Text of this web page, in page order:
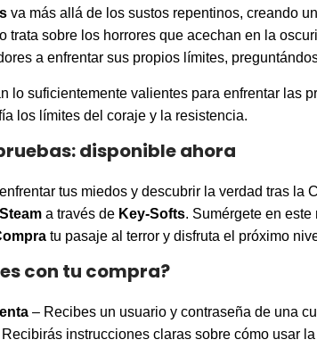
va más allá de los sustos repentinos, creando
trata sobre los horrores que acechan en la
a enfrentar sus propios límites,
lo suficientemente valientes para enfrentar las
los límites del coraje y la resistencia.
disponible ahora
tus miedos y descubrir la verdad tras la
Steam a través de Key-Softs. Sumérgete en
tu pasaje al terror y disfruta el próximo
con tu compra?
– Recibes un usuario y contraseña de una
instrucciones claras sobre cómo usar